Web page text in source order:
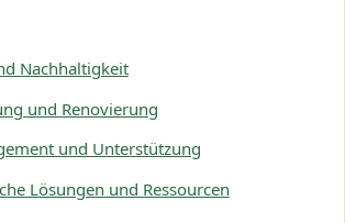
Nachhaltigkeit
und Renovierung
und Unterstützung
Lösungen und Ressourcen